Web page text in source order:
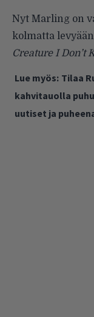
Nyt Marling on
kolmatta
Creature I Don’t
Lue myös: Tilaa
kahvitauolla
uutiset ja